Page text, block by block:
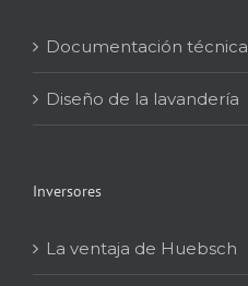
Documentación técnica
Diseño de la lavandería
Inversores
La ventaja de Huebsch